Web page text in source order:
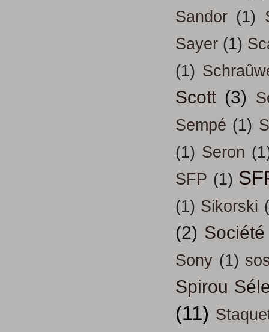
Sandor (1)
Sayer (1)
(1)
Scott (3)
Sempé (1)
(1) Seron
SFP (1)
(1) Sikorski
(2) Société
Sony (1)
Spirou
(11)